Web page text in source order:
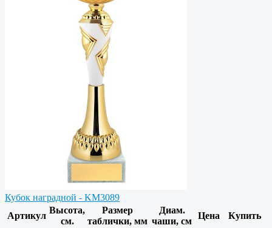
Кубок наградной - KM3089
Артикул
Высота,
см.
Размер
таблички, мм
Диам.
чаши, см
Цена Купить